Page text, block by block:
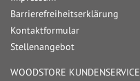
Barrierefreiheitserklärung
Kontaktformular
Stellenangebot
WOODSTORE KUNDENSERVICE